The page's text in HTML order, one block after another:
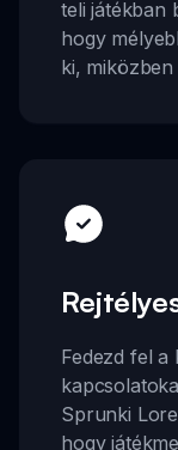
teli játékban
hogy
ki,
Fedezd fel
Sprunki
hogy